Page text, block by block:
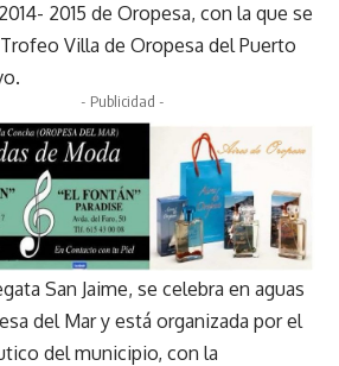
2015 de Oropesa, con la que se
Villa de Oropesa del Puerto
- Publicidad -
San Jaime, se celebra en aguas
del Mar y está organizada por el
del municipio, con la